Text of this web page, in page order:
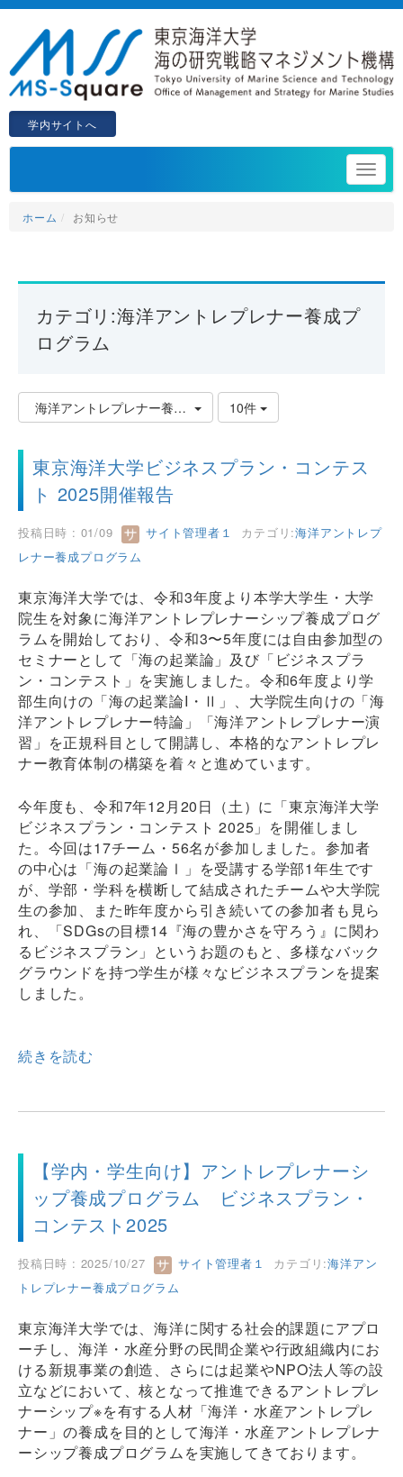
学内サイトへ
ホーム お知らせ
カテゴリ:海洋アントレプレナー養成プ
ログラム
海洋アントレプレナー養成プログラム
10件
東京海洋大学ビジネスプラン・コンテス
ト 2025開催報告
投稿日時 : 01/09 サイト管理者１ カテゴリ:海洋アントレプ
レナー養成プログラム
東京海洋大学では、令和3年度より本学大学生・大学
院生を対象に海洋アントレプレナーシップ養成プログ
ラムを開始しており、令和3〜5年度には自由参加型の
セミナーとして「海の起業論」及び「ビジネスプラ
ン・コンテスト」を実施しました。令和6年度より学
部生向けの「海の起業論I・Ⅱ」、大学院生向けの「海
洋アントレプレナー特論」「海洋アントレプレナー演
習」を正規科目として開講し、本格的なアントレプレ
ナー教育体制の構築を着々と進めています。
今年度も、令和7年12月20日（土）に「東京海洋大学
ビジネスプラン・コンテスト 2025」を開催しまし
た。今回は17チーム・56名が参加しました。参加者
の中心は「海の起業論Ⅰ」を受講する学部1年生です
が、学部・学科を横断して結成されたチームや大学院
生の参加、また昨年度から引き続いての参加者も見ら
れ、「SDGsの目標14『海の豊かさを守ろう』に関わ
るビジネスプラン」というお題のもと、多様なバック
グラウンドを持つ学生が様々なビジネスプランを提案
しました。
続きを読む
【学内・学生向け】アントレプレナーシ
ップ養成プログラム ビジネスプラン・
コンテスト2025
投稿日時 : 2025/10/27 サイト管理者１ カテゴリ:海洋アン
トレプレナー養成プログラム
東京海洋大学では、海洋に関する社会的課題にアプロ
ーチし、海洋・水産分野の民間企業や行政組織内にお
ける新規事業の創造、さらには起業やNPO法人等の設
立などにおいて、核となって推進できるアントレプレ
ナーシップ※を有する人材「海洋・水産アントレプレ
ナー」の養成を目的として海洋・水産アントレプレナ
ーシップ養成プログラムを実施してきております。